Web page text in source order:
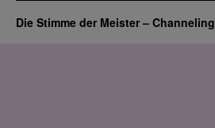
Die Stimme der Meister – Channeling